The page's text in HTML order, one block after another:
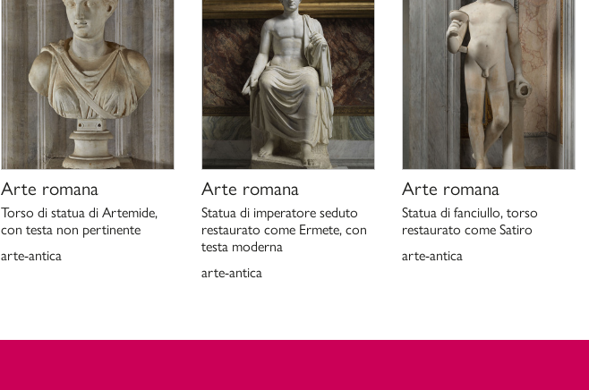
Arte romana
Torso di statua di Artemide,
con testa non pertinente
arte-antica
Arte romana
Statua di imperatore seduto
restaurato come Ermete, con
testa moderna
arte-antica
Arte romana
Statua di fanciullo, torso
restaurato come Satiro
arte-antica